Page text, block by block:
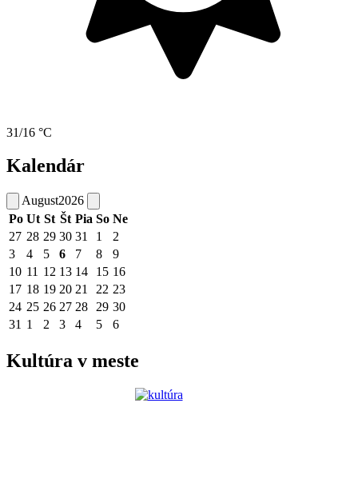
31/16 °C
Kalendár
August2026
Po Ut St Št Pia So Ne
27 28 29 30 31 1
2
3
4 5 6 7 8
9
10 11 12 13 14 15 16
17 18 19 20 21 22 23
24 25 26 27 28 29 30
31 1 2 3 4 5 6
Kultúra v meste